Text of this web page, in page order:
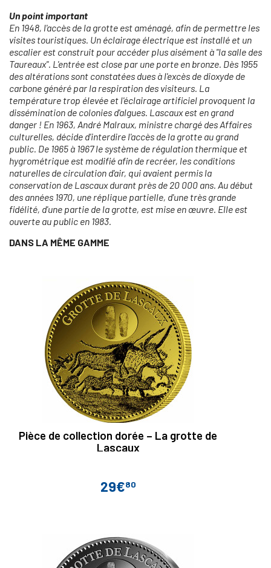
Un point important
En 1948, l'accès de la grotte est aménagé, afin de permettre les
visites touristiques. Un éclairage électrique est installé et un
escalier est construit pour accéder plus aisément à "la salle des
Taureaux". L'entrée est close par une porte en bronze. Dès 1955
des altérations sont constatées dues à l'excès de dioxyde de
carbone généré par la respiration des visiteurs. La
température trop élevée et l'éclairage artificiel provoquent la
dissémination de colonies d'algues. Lascaux est en grand
danger ! En 1963, André Malraux, ministre chargé des Affaires
culturelles, décide d'interdire l'accès de la grotte au grand
public. De 1965 à 1967 le système de régulation thermique et
hygrométrique est modifié afin de recréer, les conditions
naturelles de circulation d'air, qui avaient permis la
conservation de Lascaux durant près de 20 000 ans. Au début
des années 1970, une réplique partielle, d'une très grande
fidélité, d'une partie de la grotte, est mise en œuvre. Elle est
ouverte au public en 1983.
DANS LA MÊME GAMME
Pièce de collection dorée – La grotte de
Lascaux
Prix
29€80